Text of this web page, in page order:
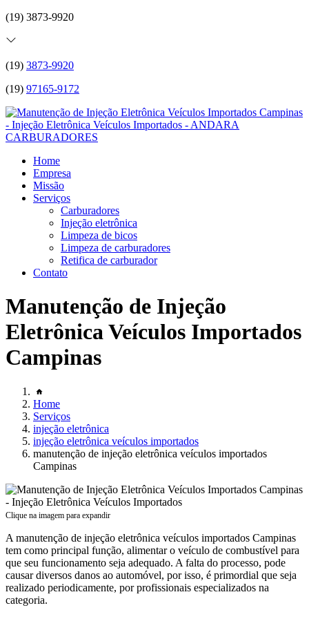
(19) 3873-9920
(19) 3873-9920
(19) 97165-9172
Home
Empresa
Missão
Serviços
Carburadores
Injeção eletrônica
Limpeza de bicos
Limpeza de carburadores
Retifica de carburador
Contato
Manutenção de Injeção
Eletrônica Veículos Importados
Campinas
Home
Serviços
injeção eletrônica
injeção eletrônica veículos importados
manutenção de injeção eletrônica veículos importados
Campinas
Clique na imagem para expandir
A manutenção de injeção eletrônica veículos importados Campinas
tem como principal função, alimentar o veículo de combustível para
que seu funcionamento seja adequado. A falta do processo, pode
causar diversos danos ao automóvel, por isso, é primordial que seja
realizado periodicamente, por profissionais especializados na
categoria.